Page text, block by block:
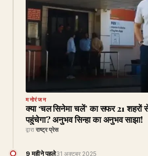
मनोरंजन
क्या ‘चल सिनेमा चलें’ का सफर 21
पहुंचेगा? अनुभव सिन्हा का अनुभव साझा!
द्वारा राष्ट्र प्रेस
9 महीने पहले31 अक्टूबर 2025